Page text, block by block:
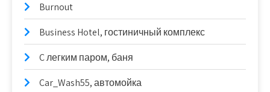
Burnout
Business Hotel, гостиничный комплекс
C легким паром, баня
Car_Wash55, автомойка